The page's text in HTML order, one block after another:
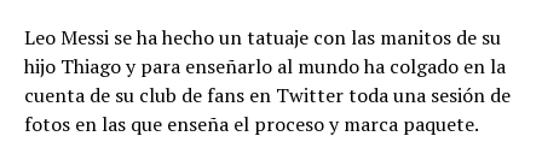
Leo Messi se ha hecho un tatuaje con las manitos de su
hijo Thiago y para enseñarlo al mundo ha colgado en la
cuenta de su club de fans en Twitter toda una sesión de
fotos en las que enseña el proceso y marca paquete.